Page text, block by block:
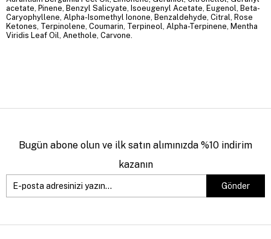
acetate, Pinene, Benzyl Salicyate, Isoeugenyl Acetate, Eugenol, Beta-
Caryophyllene, Alpha-Isomethyl Ionone, Benzaldehyde, Citral, Rose
Ketones, Terpinolene, Coumarin, Terpineol, Alpha-Terpinene, Mentha
Viridis Leaf Oil, Anethole, Carvone.
Bugün abone olun ve ilk satın alımınızda %10 indirim
kazanın
Gönder